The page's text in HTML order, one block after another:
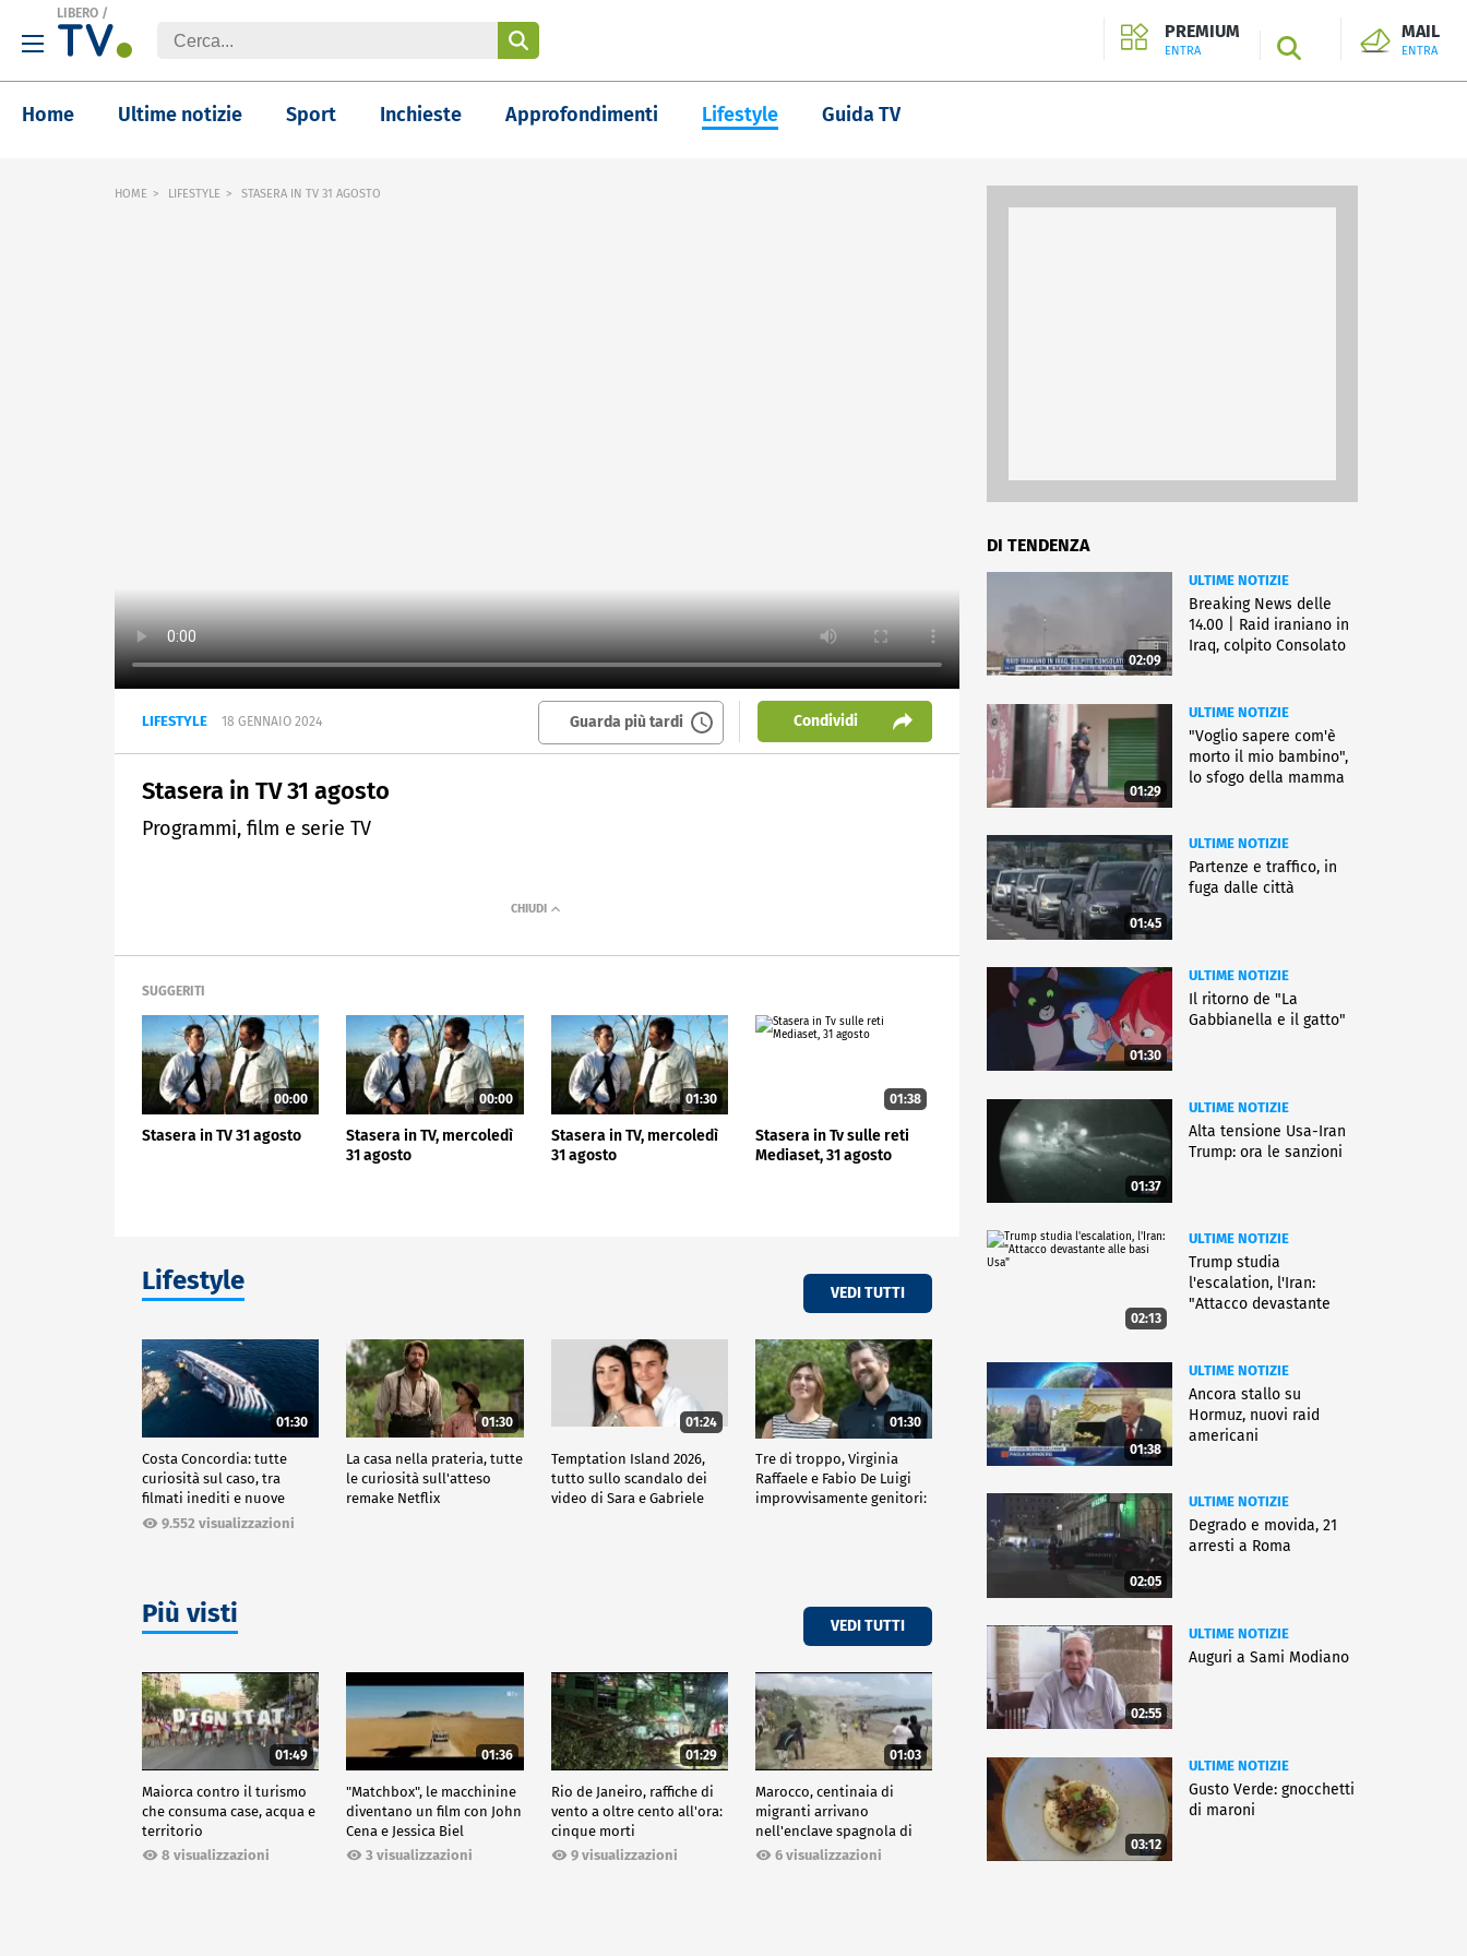
LIBERO /
PREMIUM
ENTRA SEARCH
MAIL
ENTRA
Home Ultime notizie Sport Inchieste Approfondimenti Lifestyle Guida TV
HOME LIFESTYLE STASERA IN TV 31 AGOSTO
LIFESTYLE 18 GENNAIO 2024 Guarda più tardi Condividi
Stasera in TV 31 agosto
Programmi, film e serie TV
SUGGERITI
00:00
Stasera in TV 31 agosto
00:00
Stasera in TV, mercoledì
31 agosto
01:30
Stasera in TV, mercoledì
31 agosto
01:38
Stasera in Tv sulle reti
Mediaset, 31 agosto
Lifestyle VEDI TUTTI
01:30
Costa Concordia: tutte
curiosità sul caso, tra
filmati inediti e nuove
ricostruzioni
9.552 visualizzazioni
01:30
La casa nella prateria, tutte
le curiosità sull'atteso
remake Netflix
01:24
Temptation Island 2026,
tutto sullo scandalo dei
video di Sara e Gabriele
01:30
Tre di troppo, Virginia
Raffaele e Fabio De Luigi
improvvisamente genitori:
Più visti VEDI TUTTI
01:49
Maiorca contro il turismo
che consuma case, acqua e
territorio
8 visualizzazioni
01:36
"Matchbox", le macchinine
diventano un film con John
Cena e Jessica Biel
3 visualizzazioni
01:29
Rio de Janeiro, raffiche di
vento a oltre cento all'ora:
cinque morti
9 visualizzazioni
01:03
Marocco, centinaia di
migranti arrivano
nell'enclave spagnola di
Ceuta6 visualizzazioni
DI TENDENZA
02:09
ULTIME NOTIZIE
Breaking News delle
14.00 | Raid iraniano in
Iraq, colpito Consolato
01:29
ULTIME NOTIZIE
"Voglio sapere com'è
morto il mio bambino",
lo sfogo della mamma
01:45
ULTIME NOTIZIE
Partenze e traffico, in
fuga dalle città
01:30
ULTIME NOTIZIE
Il ritorno de "La
Gabbianella e il gatto"
01:37
ULTIME NOTIZIE
Alta tensione Usa-Iran
Trump: ora le sanzioni
02:13
ULTIME NOTIZIE
Trump studia
l'escalation, l'Iran:
"Attacco devastante
01:38
ULTIME NOTIZIE
Ancora stallo su
Hormuz, nuovi raid
americani
02:05
ULTIME NOTIZIE
Degrado e movida, 21
arresti a Roma
02:55
ULTIME NOTIZIE
Auguri a Sami Modiano
03:12
ULTIME NOTIZIE
Gusto Verde: gnocchetti
di maroni